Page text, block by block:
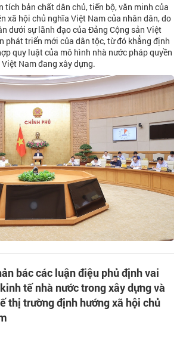
tích bản chất dân chủ, tiến bộ, văn minh của
xã hội chủ nghĩa Việt Nam của nhân dân, do
dưới sự lãnh đạo của Đảng Cộng sản Việt
phát triển mới của dân tộc, từ đó khẳng định
quy luật của mô hình nhà nước pháp quyền
Nam đang xây dựng.
bác các luận điệu phủ định vai
tế nhà nước trong xây dựng và
thị trường định hướng xã hội chủ